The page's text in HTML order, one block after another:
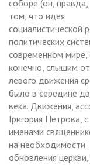
соборе (он,
том, что идея
социалистической
политических
современном мире,
конечно, слышим
левого движения
было в середине
века. Движения,
Григория Петрова, с
именами
на необходимости
обновления